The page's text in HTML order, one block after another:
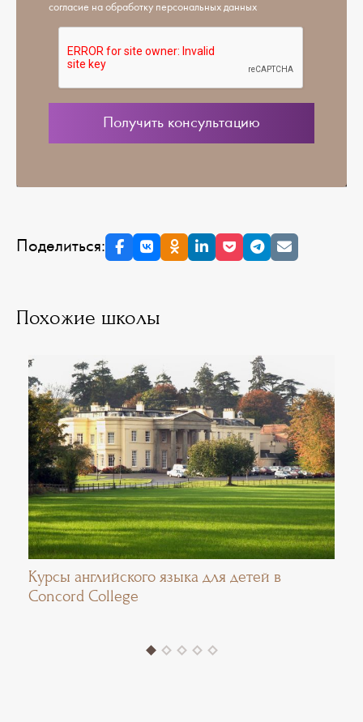
согласие на обработку персональных данных
Поделиться:
Похожие школы
Курсы английского языка для детей в
Concord College